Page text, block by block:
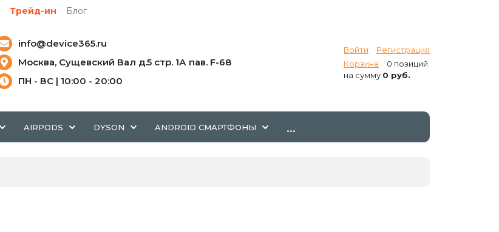
Трейд-ин Блог
Войти
Регистрация
Корзина
0 позиций
на сумму 0 руб.
info@device365.ru
Москва, Сущевский Вал д.5 стр. 1А пав. F-68
ПН - ВС | 10:00 - 20:00
AIRPODS DYSON ANDROID СМАРТФОНЫ ...